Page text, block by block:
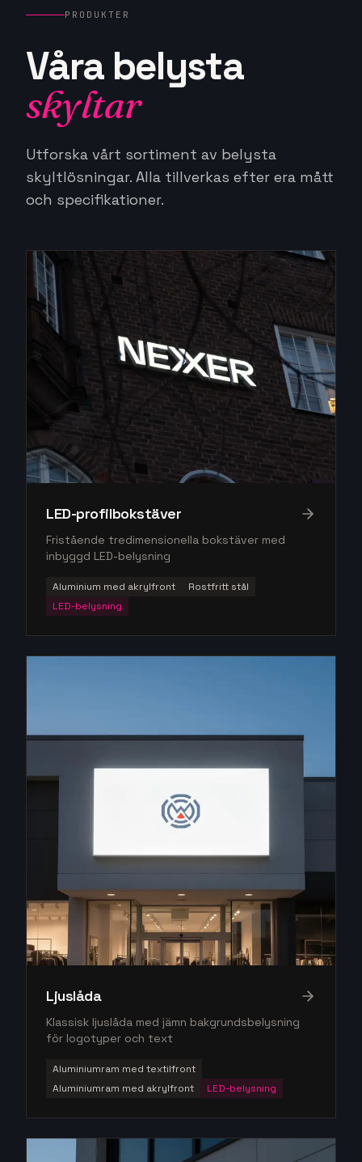
PRODUKTER
Våra belysta
skyltar
Utforska vårt sortiment av belysta
skyltlösningar. Alla tillverkas efter era mått
och specifikationer.
LED-profilbokstäver
Fristående tredimensionella bokstäver med
inbyggd LED-belysning
Aluminium med akrylfront
Rostfritt stål
LED-belysning
Ljuslåda
Klassisk ljuslåda med jämn bakgrundsbelysning
för logotyper och text
Aluminiumram med textilfront
Aluminiumram med akrylfront
LED-belysning